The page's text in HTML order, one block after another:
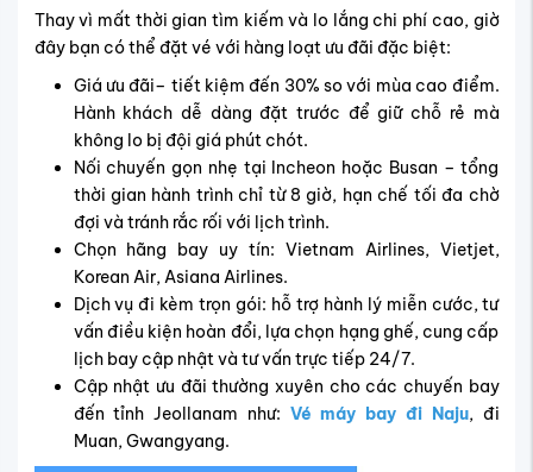
Thay vì mất thời gian tìm kiếm và lo lắng chi phí cao, giờ
đây bạn có thể đặt vé với hàng loạt ưu đãi đặc biệt:
Giá ưu đãi– tiết kiệm đến 30% so với mùa cao điểm.
Hành khách dễ dàng đặt trước để giữ chỗ rẻ mà
không lo bị đội giá phút chót.
Nối chuyến gọn nhẹ tại Incheon hoặc Busan – tổng
thời gian hành trình chỉ từ 8 giờ, hạn chế tối đa chờ
đợi và tránh rắc rối với lịch trình.
Chọn hãng bay uy tín: Vietnam Airlines, Vietjet,
Korean Air, Asiana Airlines.
Dịch vụ đi kèm trọn gói: hỗ trợ hành lý miễn cước, tư
vấn điều kiện hoàn đổi, lựa chọn hạng ghế, cung cấp
lịch bay cập nhật và tư vấn trực tiếp 24/7.
Cập nhật ưu đãi thường xuyên cho các chuyến bay
đến tỉnh Jeollanam như: Vé máy bay đi Naju, đi
Muan, Gwangyang.